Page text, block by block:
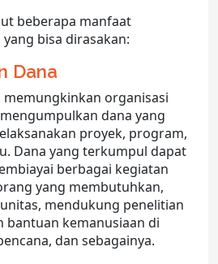
beberapa manfaat
bisa dirasakan:
Dana
memungkinkan organisasi
dana yang
proyek, program,
Dana yang terkumpul dapat
berbagai kegiatan
yang membutuhkan,
mendukung penelitian
bantuan kemanusiaan di
dan sebagainya.